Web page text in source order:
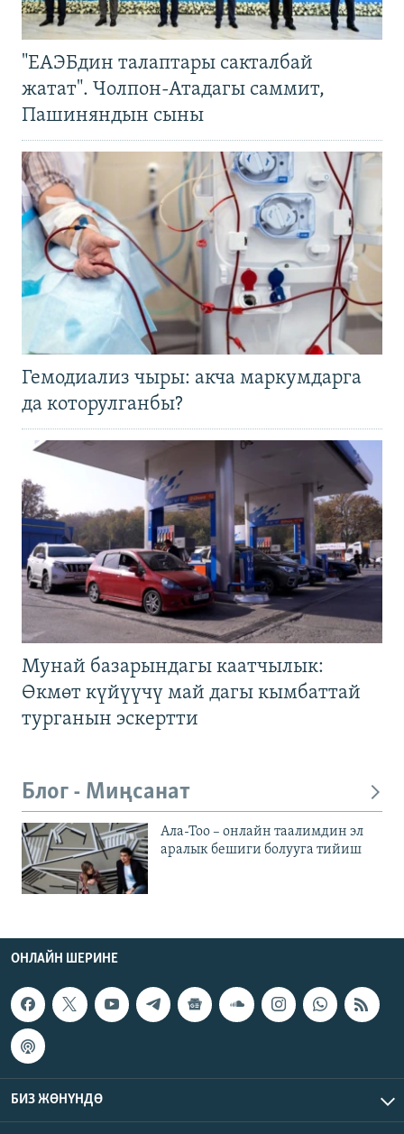
"ЕАЭБдин талаптары сакталбай
жатат". Чолпон-Атадагы саммит,
Пашиняндын сыны
Гемодиализ чыры: акча маркумдарга
да которулганбы?
Мунай базарындагы каатчылык:
Өкмөт күйүүчү май дагы кымбаттай
турганын эскертти
Блог - Миңсанат
Ала-Тоо – онлайн таалимдин эл
аралык бешиги болууга тийиш
ОНЛАЙН ШЕРИНЕ
БИЗ ЖӨНҮНДӨ